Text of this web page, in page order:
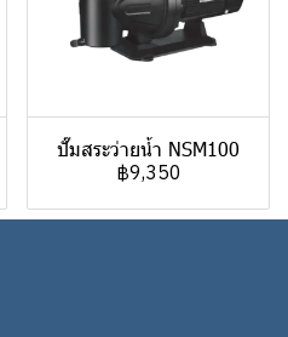
ปั๊มสระว่ายน้ำ NSM100
฿9,350